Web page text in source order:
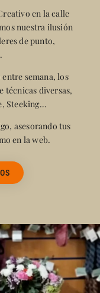
en la calle
nuestra ilusión
de punto,
semana, los
técnicas diversas,
Steeking…
asesorando tus
en la web.